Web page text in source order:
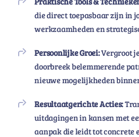
die direct toepasbaar zijn in
werkzaamheden en
Persoonlijke Groei:Vergroot
doorbreek belemmerende
nieuwe mogelijkheden
Resultaatgerichte Acties:
uitdagingen in kansen met
aanpak die leidt tot concrete